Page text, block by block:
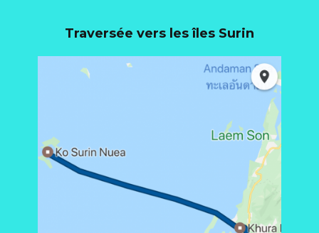
Traversée vers les îles Surin